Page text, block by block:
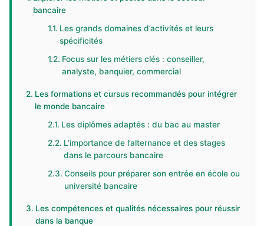
bancaire
Les grands domaines d’activités et leurs
spécificités
Focus sur les métiers clés : conseiller,
analyste, banquier, commercial
Les formations et cursus recommandés pour intégrer
le monde bancaire
Les diplômes adaptés : du bac au master
L’importance de l’alternance et des stages
dans le parcours bancaire
Conseils pour préparer son entrée en école ou
université bancaire
Les compétences et qualités nécessaires pour réussir
dans la banque